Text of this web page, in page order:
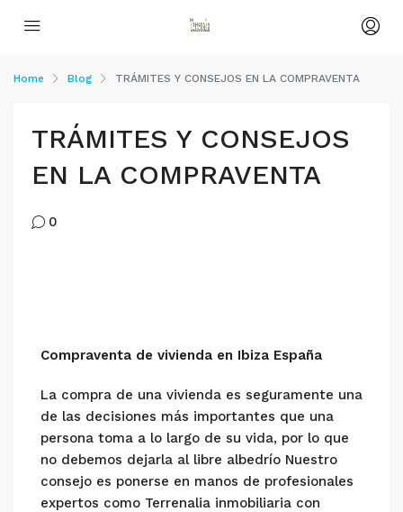
Home Blog TRÁMITES Y CONSEJOS EN LA COMPRAVENTA
TRÁMITES Y CONSEJOS
EN LA COMPRAVENTA
0
Compraventa de vivienda en Ibiza España
La compra de una vivienda es seguramente una
de las decisiones más importantes que una
persona toma a lo largo de su vida, por lo que
no debemos dejarla al libre albedrío Nuestro
consejo es ponerse en manos de profesionales
expertos como Terrenalia inmobiliaria con